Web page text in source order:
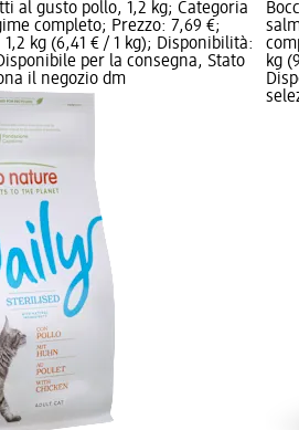
al gusto pollo, 1,2 kg; Categoria
completo; Prezzo: 7,69 €;
1,2 kg (6,41 € / 1 kg); Disponibilità:
per la consegna, Stato
il negozio dm
kg